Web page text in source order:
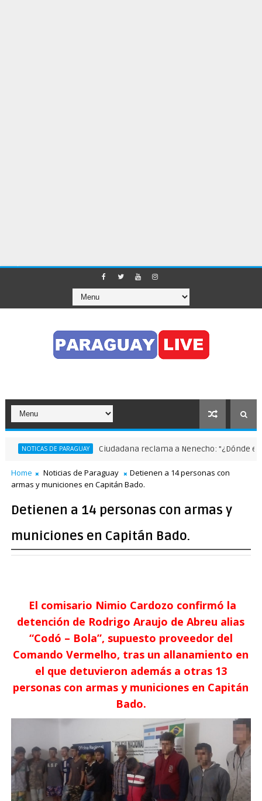
NOTICAS DE PARAGUAY Ciudadana reclama a Nenecho: "¿Dónde están
Home Noticias de Paraguay
Detienen a 14 personas con
armas y municiones en Capitán Bado.
Detienen a 14 personas con armas y
municiones en Capitán Bado.
El comisario Nimio Cardozo confirmó la
detención de Rodrigo Araujo de Abreu alias
“Codó – Bola”, supuesto proveedor del
Comando Vermelho, tras un allanamiento en
el que detuvieron además a otras 13
personas con armas y municiones en Capitán
Bado.